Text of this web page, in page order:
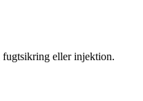
fugtsikring eller injektion.